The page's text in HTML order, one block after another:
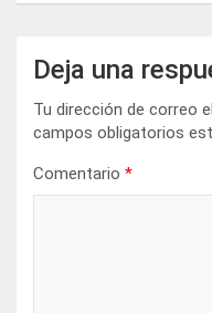
Deja una
Tu dirección de correo
campos obligatorios
Comentario *